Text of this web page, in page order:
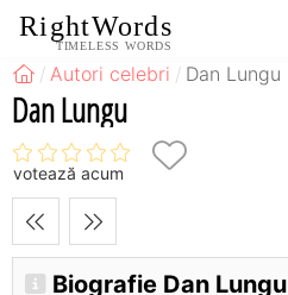
RightWords
TIMELESS WORDS
Autori celebri Dan Lungu
Dan Lungu
votează acum
Biografie Dan Lungu